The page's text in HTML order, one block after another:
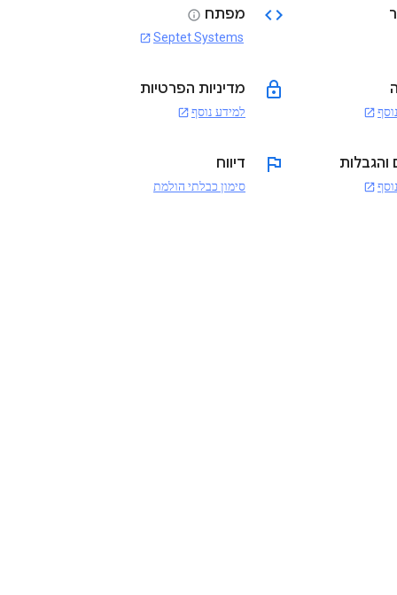
code מפתח info
Septet Systems
open_in_new
open_in_new
lock מדיניות הפרטיות
למידע נוסף open_in_new
והגבלות
open_in_new
flag דיווח
סימון כבלתי הולמת